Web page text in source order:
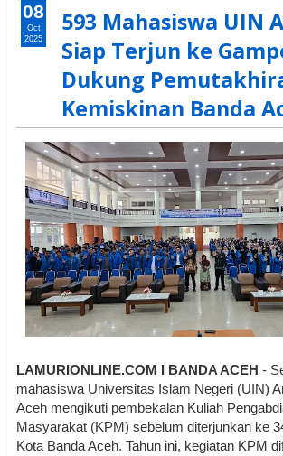
593 Mahasiswa UIN
Siap Terjun ke
Dukung
Kemiskinan Banda
LAMURIONLINE.COM I BANDA ACEH -
mahasiswa Universitas Islam Negeri (UIN)
Aceh mengikuti pembekalan Kuliah
Masyarakat (KPM) sebelum diterjunkan ke
Kota Banda Aceh. Tahun ini, kegiatan KPM
08
Oct
2025